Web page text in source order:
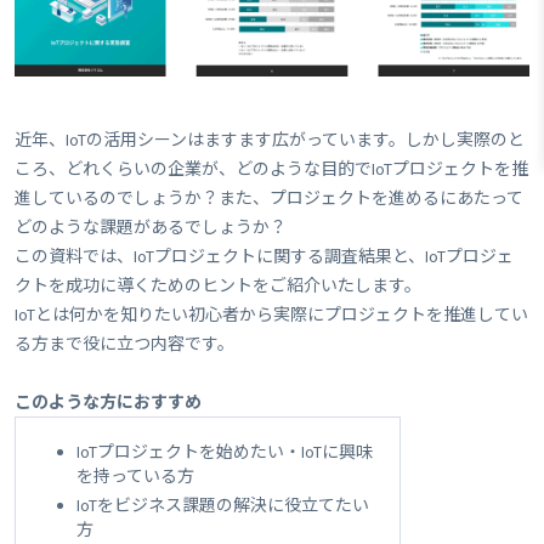
近年、IoTの活用シーンはますます広がっています。しかし実際のと
ころ、どれくらいの企業が、どのような目的でIoTプロジェクトを推
進しているのでしょうか？また、プロジェクトを進めるにあたって
どのような課題があるでしょうか？
この資料では、IoTプロジェクトに関する調査結果と、IoTプロジェ
クトを成功に導くためのヒントをご紹介いたします。
IoTとは何かを知りたい初心者から実際にプロジェクトを推進してい
る方まで役に立つ内容です。
このような方におすすめ
IoTプロジェクトを始めたい・IoTに興味
を持っている方
IoTをビジネス課題の解決に役立てたい
方